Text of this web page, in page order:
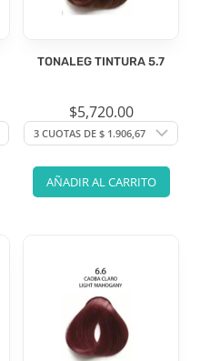
TONALEG TINTURA 5.7
$5,720.00
AÑADIR AL CARRITO